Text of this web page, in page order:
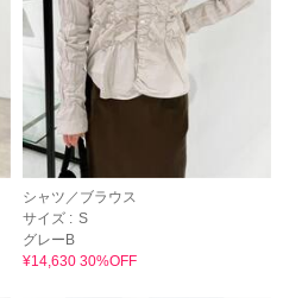
シャツ／ブラウス
サイズ : S
グレーB
¥14,630 30%OFF